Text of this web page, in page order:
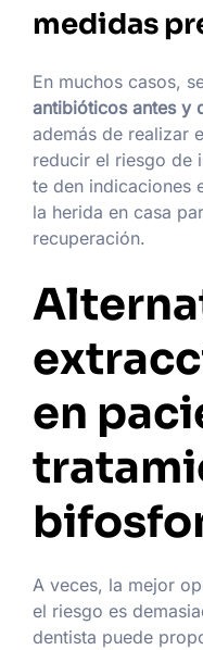
medidas
En muchos casos,
antibióticos antes y
además de realizar
reducir el riesgo de
te den indicaciones
la herida en casa
recuperación.
en
A veces, la mejor
el riesgo es
dentista puede